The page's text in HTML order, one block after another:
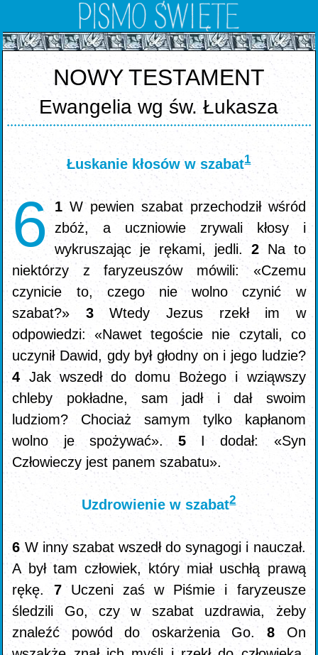
NOWY TESTAMENT
Ewangelia wg św. Łukasza
Łuskanie kłosów w szabat1
6 1W pewien szabat przechodził wśród
zbóż, a uczniowie zrywali kłosy i
wykruszając je rękami, jedli. 2 Na to
niektórzy z faryzeuszów mówili: «Czemu
czynicie to, czego nie wolno czynić w
szabat?» 3Wtedy Jezus rzekł im w
odpowiedzi: «Nawet tegoście nie czytali, co
uczynił Dawid, gdy był głodny on i jego ludzie?
4 Jak wszedł do domu Bożego i wziąwszy
chleby pokładne, sam jadł i dał swoim
ludziom? Chociaż samym tylko kapłanom
wolno je spożywać». 5 I dodał: «Syn
Człowieczy jest panem szabatu».
Uzdrowienie w szabat2
6 W inny szabat wszedł do synagogi i nauczał.
A był tam człowiek, który miał uschłą prawą
rękę. 7 Uczeni zaś w Piśmie i faryzeusze
śledzili Go, czy w szabat uzdrawia, żeby
znaleźć powód do oskarżenia Go.8 On